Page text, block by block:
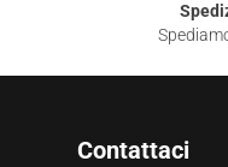
Contattaci